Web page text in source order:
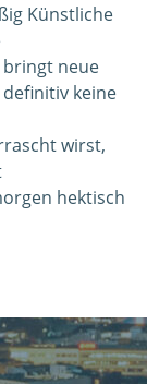
Künstliche
bringt neue
keine
wirst,
hektisch